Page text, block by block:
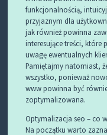
funkcjonalnością,
przyjaznym dla
jak również powinna
interesujące treści, które
uwagę ewentualnych
Pamiętajmy natomiast,
wszystko, ponieważ
www powinna być
zoptymalizowana.
Optymalizacja seo – co
Na początku warto